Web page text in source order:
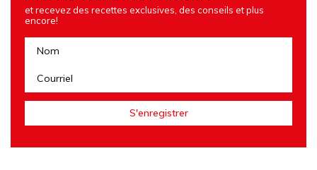
et recevez des recettes exclusives, des conseils et plus
encore!